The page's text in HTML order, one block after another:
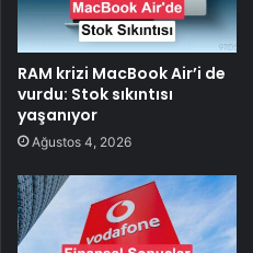
RAM krizi MacBook Air’i de
vurdu: Stok sıkıntısı
yaşanıyor
Ağustos 4, 2026